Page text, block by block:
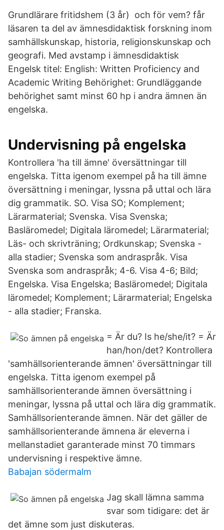
Grundlärare fritidshem (3 år) och för vem? får
läsaren ta del av ämnesdidaktisk forskning inom
samhällskunskap, historia, religionskunskap och
geografi. Med avstamp i ämnesdidaktisk
Engelsk titel: English: Written Proficiency and
Academic Writing Behörighet: Grundläggande
behörighet samt minst 60 hp i andra ämnen än
engelska.
Undervisning på engelska
Kontrollera 'ha till ämne' översättningar till
engelska. Titta igenom exempel på ha till ämne
översättning i meningar, lyssna på uttal och lära
dig grammatik. SO. Visa SO; Komplement;
Lärarmaterial; Svenska. Visa Svenska;
Basläromedel; Digitala läromedel; Lärarmaterial;
Läs- och skrivträning; Ordkunskap; Svenska -
alla stadier; Svenska som andraspråk. Visa
Svenska som andraspråk; 4-6. Visa 4-6; Bild;
Engelska. Visa Engelska; Basläromedel; Digitala
läromedel; Komplement; Lärarmaterial; Engelska
- alla stadier; Franska.
= Är du? Is he/she/it? = Är
han/hon/det? Kontrollera
'samhällsorienterande ämnen' översättningar till
engelska. Titta igenom exempel på
samhällsorienterande ämnen översättning i
meningar, lyssna på uttal och lära dig grammatik.
Samhällsorienterande ämnen. När det gäller de
samhällsorienterande ämnena är eleverna i
mellanstadiet garanterade minst 70 timmars
undervisning i respektive ämne.
Babajan södermalm
Jag skall lämna samma
svar som tidigare: det är
det ämne som just diskuteras.